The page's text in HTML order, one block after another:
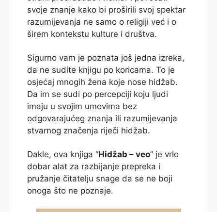
svoje znanje kako bi proširili svoj spektar
razumijevanja ne samo o religiji već i o
širem kontekstu kulture i društva.
Sigurno vam je poznata još jedna izreka,
da ne sudite knjigu po koricama. To je
osjećaj mnogih žena koje nose hidžab.
Da im se sudi po percepciji koju ljudi
imaju u svojim umovima bez
odgovarajućeg znanja ili razumijevanja
stvarnog značenja riječi hidžab.
Dakle, ova knjiga “Hidžab – veo” je vrlo
dobar alat za razbijanje prepreka i
pružanje čitatelju snage da se ne boji
onoga što ne poznaje.